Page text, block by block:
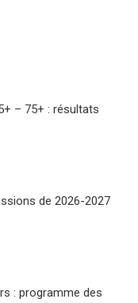
– 75+ : résultats
de 2026-2027
: programme des